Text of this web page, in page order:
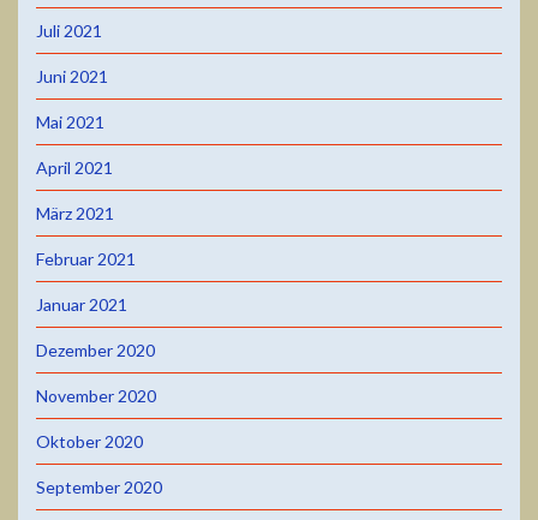
Juli 2021
Juni 2021
Mai 2021
April 2021
März 2021
Februar 2021
Januar 2021
Dezember 2020
November 2020
Oktober 2020
September 2020